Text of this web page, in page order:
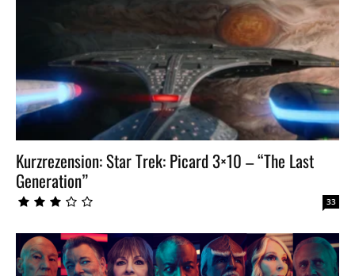
Kurzrezension: Star Trek: Picard 3×10 – “The Last
Generation”
33